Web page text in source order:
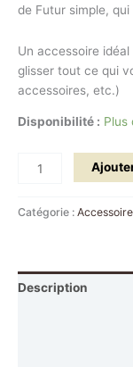
de Futur simple,
Un accessoire
glisser tout ce qui
accessoires, etc.)
Disponibilité : Plus
Catégorie :
Description